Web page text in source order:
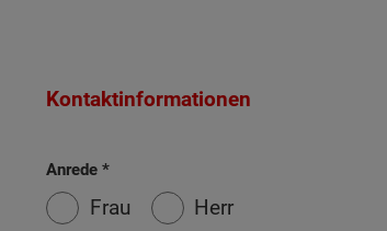
Kontaktinformationen
Anrede
Frau Herr